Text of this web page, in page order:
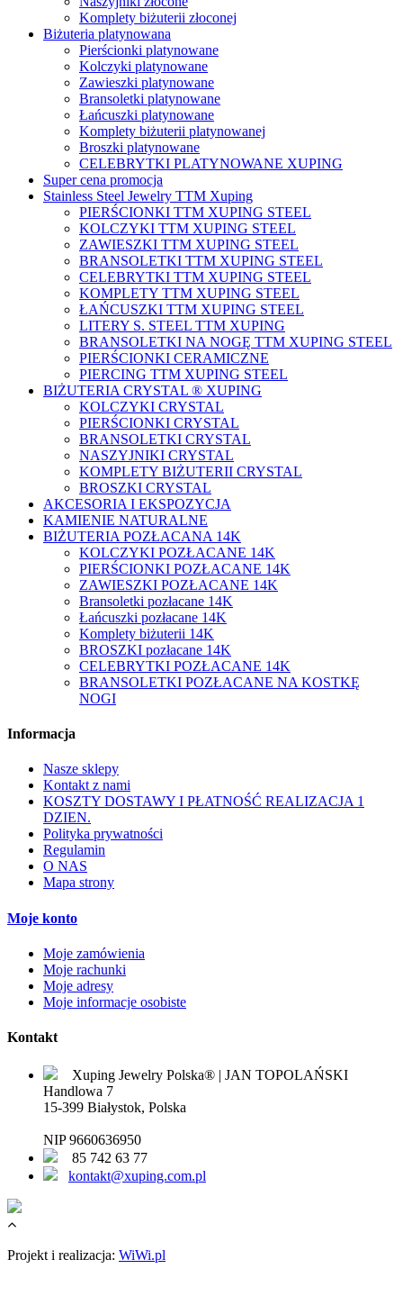
Komplety biżuterii złoconej
Biżuteria platynowana
Pierścionki platynowane
Kolczyki platynowane
Zawieszki platynowane
Bransoletki platynowane
Łańcuszki platynowane
Komplety biżuterii platynowanej
Broszki platynowane
CELEBRYTKI PLATYNOWANE XUPING
Super cena promocja
Stainless Steel Jewelry TTM Xuping
PIERŚCIONKI TTM XUPING STEEL
KOLCZYKI TTM XUPING STEEL
ZAWIESZKI TTM XUPING STEEL
BRANSOLETKI TTM XUPING STEEL
CELEBRYTKI TTM XUPING STEEL
KOMPLETY TTM XUPING STEEL
ŁAŃCUSZKI TTM XUPING STEEL
LITERY S. STEEL TTM XUPING
BRANSOLETKI NA NOGĘ TTM XUPING STEEL
PIERŚCIONKI CERAMICZNE
PIERCING TTM XUPING STEEL
BIŻUTERIA CRYSTAL ® XUPING
KOLCZYKI CRYSTAL
PIERŚCIONKI CRYSTAL
BRANSOLETKI CRYSTAL
NASZYJNIKI CRYSTAL
KOMPLETY BIŻUTERII CRYSTAL
BROSZKI CRYSTAL
AKCESORIA I EKSPOZYCJA
KAMIENIE NATURALNE
BIŻUTERIA POZŁACANA 14K
KOLCZYKI POZŁACANE 14K
PIERŚCIONKI POZŁACANE 14K
ZAWIESZKI POZŁACANE 14K
Bransoletki pozłacane 14K
Łańcuszki pozłacane 14K
Komplety biżuterii 14K
BROSZKI pozłacane 14K
CELEBRYTKI POZŁACANE 14K
BRANSOLETKI POZŁACANE NA KOSTKĘ
NOGI
Informacja
Nasze sklepy
Kontakt z nami
KOSZTY DOSTAWY I PŁATNOŚĆ REALIZACJA 1
DZIEN.
Polityka prywatności
Regulamin
O NAS
Mapa strony
Moje konto
Moje zamówienia
Moje rachunki
Moje adresy
Moje informacje osobiste
Kontakt
Xuping Jewelry Polska® | JAN TOPOLAŃSKI
Handlowa 7
15-399 Białystok, Polska
NIP 9660636950
85 742 63 77
kontakt@xuping.com.pl
Projekt i realizacja: WiWi.pl